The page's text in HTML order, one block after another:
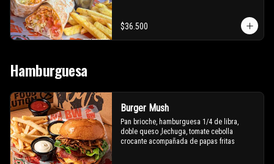
$36.500
Hamburguesa
Burger Mush
Pan brioche, hamburguesa 1/4 de libra,
doble queso ,lechuga, tomate cebolla
crocante acompañada de papas fritas